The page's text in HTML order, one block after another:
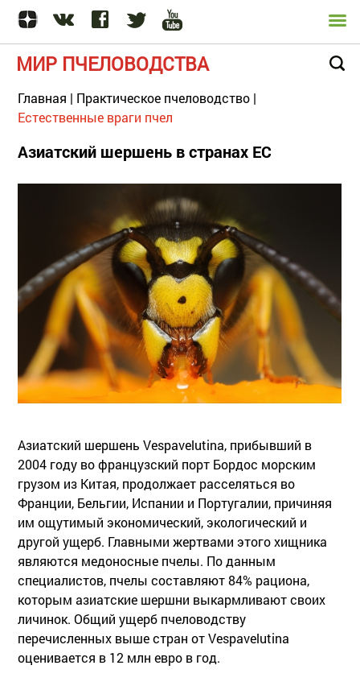
МИР ПЧЕЛОВОДСТВА
Главная | Практическое пчеловодство |
Естественные враги пчел
Азиатский шершень в странах ЕС
Азиатский шершень Vespavelutina, прибывший в
2004 году во французский порт Бордос морским
грузом из Китая, продолжает расселяться во
Франции, Бельгии, Испании и Португалии, причиняя
им ощутимый экономический, экологический и
другой ущерб. Главными жертвами этого хищника
являются медоносные пчелы. По данным
специалистов, пчелы составляют 84% рациона,
которым азиатские шершни выкармливают своих
личинок. Общий ущерб пчеловодству
перечисленных выше стран от Vespavelutina
оценивается в 12 млн евро в год.